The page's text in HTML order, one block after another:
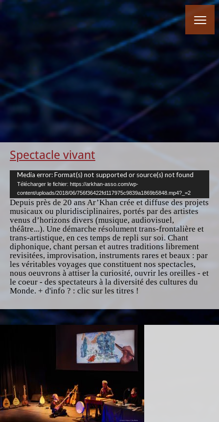
Spectacle vivant
Lecteur
vidéo
Media error: Format(s) not supported or source(s) not found
Télécharger le fichier: https://arkhan-asso.com/wp-
content/uploads/2018/06/756f36422fd117975c9839a1869b5848.mp4?_=2
Depuis près de 20 ans Ar’Khan crée et diffuse des projets
musicaux ou pluridisciplinaires, portés par des artistes
venus d’horizons divers (musique, audiovisuel,
théâtre...). Une démarche résolument trans-frontalière et
trans-artistique, en ces temps de repli sur soi. Chant
diphonique, chant persan et autres traditions librement
revisitées, improvisation, instruments rares et beaux : par
les véritables voyages que constituent nos spectacles,
nous oeuvrons à attiser la curiosité, ouvrir les oreilles - et
le coeur - des spectateurs à la diversité des cultures du
Monde. + d'info ? : clic sur les titres !